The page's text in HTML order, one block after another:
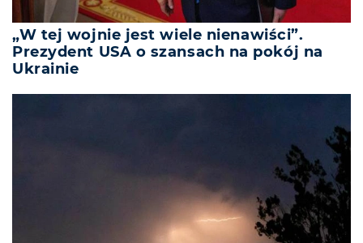
„W tej wojnie jest wiele nienawiści”.
Prezydent USA o szansach na pokój na
Ukrainie